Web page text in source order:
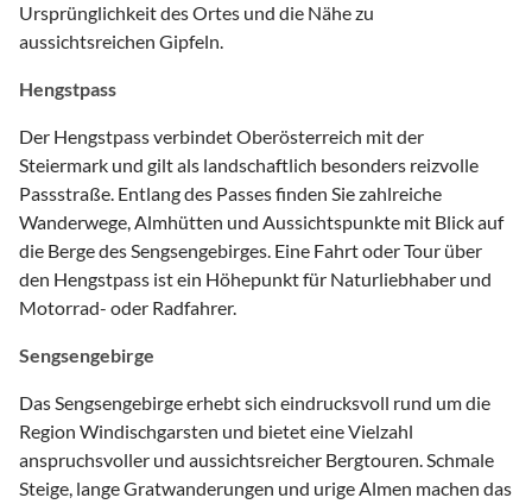
Ursprünglichkeit des Ortes und die Nähe zu
aussichtsreichen Gipfeln.
Hengstpass
Der Hengstpass verbindet Oberösterreich mit der
Steiermark und gilt als landschaftlich besonders reizvolle
Passstraße. Entlang des Passes finden Sie zahlreiche
Wanderwege, Almhütten und Aussichtspunkte mit Blick auf
die Berge des Sengsengebirges. Eine Fahrt oder Tour über
den Hengstpass ist ein Höhepunkt für Naturliebhaber und
Motorrad- oder Radfahrer.
Sengsengebirge
Das Sengsengebirge erhebt sich eindrucksvoll rund um die
Region Windischgarsten und bietet eine Vielzahl
anspruchsvoller und aussichtsreicher Bergtouren. Schmale
Steige, lange Gratwanderungen und urige Almen machen das